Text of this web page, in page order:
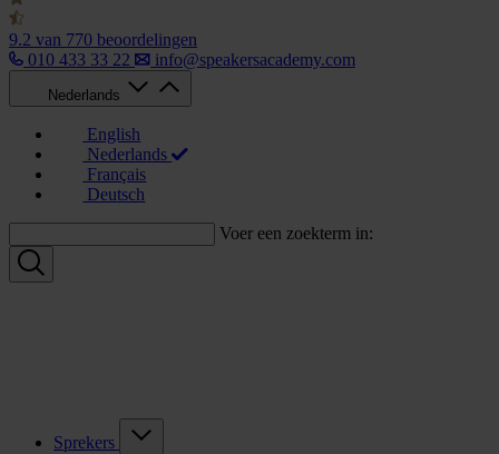
9.2 van 770 beoordelingen
010 433 33 22
info@speakersacademy.com
Nederlands
English
Nederlands
Français
Deutsch
Voer een zoekterm in:
Sprekers